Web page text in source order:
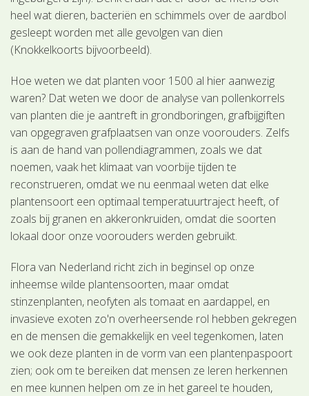
heel wat dieren, bacteriën en schimmels over de aardbol
gesleept worden met alle gevolgen van dien
(Knokkelkoorts bijvoorbeeld).
Hoe weten we dat planten voor 1500 al hier aanwezig
waren? Dat weten we door de analyse van pollenkorrels
van planten die je aantreft in grondboringen, grafbijgiften
van opgegraven grafplaatsen van onze voorouders. Zelfs
is aan de hand van pollendiagrammen, zoals we dat
noemen, vaak het klimaat van voorbije tijden te
reconstrueren, omdat we nu eenmaal weten dat elke
plantensoort een optimaal temperatuurtraject heeft, of
zoals bij granen en akkeronkruiden, omdat die soorten
lokaal door onze voorouders werden gebruikt.
Flora van Nederland richt zich in beginsel op onze
inheemse wilde plantensoorten, maar omdat
stinzenplanten, neofyten als tomaat en aardappel, en
invasieve exoten zo'n overheersende rol hebben gekregen
en de mensen die gemakkelijk en veel tegenkomen, laten
we ook deze planten in de vorm van een plantenpaspoort
zien; ook om te bereiken dat mensen ze leren herkennen
en mee kunnen helpen om ze in het gareel te houden,